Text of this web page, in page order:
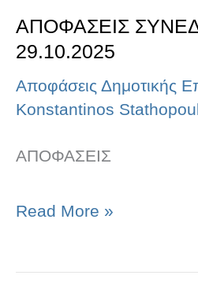
ΑΠΟΦΑΣΕΙΣ
29.10.2025
Αποφάσεις Δημοτικής
Konstantinos
ΑΠΟΦΑΣΕΙΣ
Read More »